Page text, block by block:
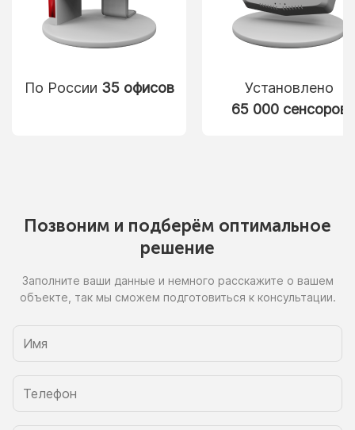
По России 35 офисов
Установлено
65 000 сенсоров
Позвоним и подберём оптимальное
решение
Заполните ваши данные и немного расскажите о вашем
объекте, так мы сможем подготовиться к консультации.